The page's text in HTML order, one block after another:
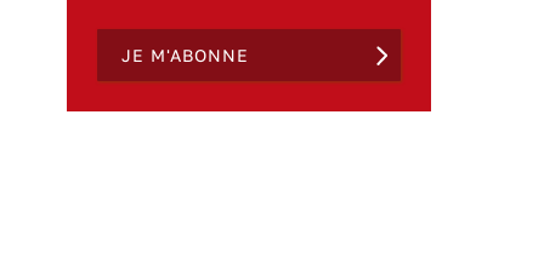
JE M'ABONNE